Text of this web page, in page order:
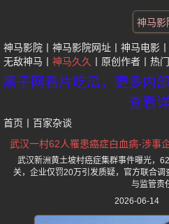
神马影
神马影院 神马影院网址 神马电影
无敌神马
神马久久 原创作者 热
黑子网看片吃瓜，更多内
查看
首页 百家杂谈
武汉一村62人罹患癌症白血病-涉事
武汉新洲黄土坡村癌症集群事件曝光，
关，企业仅罚20万引发质疑，官方联合
与监管责
2026-06-14